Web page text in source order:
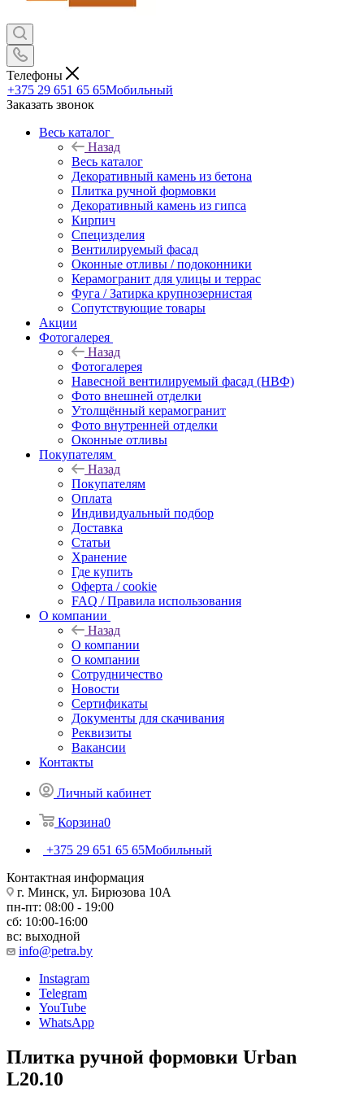
Телефоны
+375 29 651 65 65Мобильный
Заказать звонок
Весь каталог
Назад
Весь каталог
Декоративный камень из бетона
Плитка ручной формовки
Декоративный камень из гипса
Кирпич
Специзделия
Вентилируемый фасад
Оконные отливы / подоконники
Керамогранит для улицы и террас
Фуга / Затирка крупнозернистая
Сопутствующие товары
Акции
Фотогалерея
Назад
Фотогалерея
Навесной вентилируемый фасад (НВФ)
Фото внешней отделки
Утолщённый керамогранит
Фото внутренней отделки
Оконные отливы
Покупателям
Назад
Покупателям
Оплата
Индивидуальный подбор
Доставка
Статьи
Хранение
Где купить
Оферта / cookie
FAQ / Правила использования
О компании
Назад
О компании
О компании
Сотрудничество
Новости
Сертификаты
Документы для скачивания
Реквизиты
Вакансии
Контакты
Личный кабинет
Корзина0
+375 29 651 65 65Мобильный
Контактная информация
г. Минск, ул. Бирюзова 10А
пн-пт: 08:00 - 19:00
сб: 10:00-16:00
вс: выходной
info@petra.by
Instagram
Telegram
YouTube
WhatsApp
Плитка ручной формовки Urban
L20.10